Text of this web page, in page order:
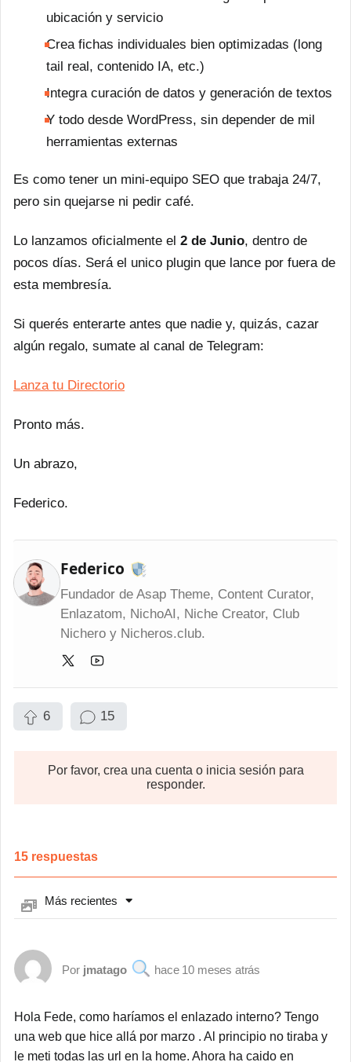
ubicación y servicio
Crea fichas individuales bien optimizadas (long
tail real, contenido IA, etc.)
Integra curación de datos y generación de textos
Y todo desde WordPress, sin depender de mil
herramientas externas
Es como tener un mini-equipo SEO que trabaja 24/7,
pero sin quejarse ni pedir café.
Lo lanzamos oficialmente el 2 de Junio, dentro de
pocos días. Será el unico plugin que lance por fuera de
esta membresía.
Si querés enterarte antes que nadie y, quizás, cazar
algún regalo, sumate al canal de Telegram:
Lanza tu Directorio
Pronto más.
Un abrazo,
Federico.
Federico
Fundador de Asap Theme, Content Curator,
Enlazatom, NichoAI, Niche Creator, Club
Nichero y Nicheros.club.
6 15
Por favor, crea una cuenta o inicia sesión para
responder.
15 respuestas
Más recientes
jmatago 10 meses atrás
Hola Fede, como haríamos el enlazado interno? Tengo
una web que hice allá por marzo . Al principio no tiraba y
le meti todas las url en la home. Ahora ha caido en